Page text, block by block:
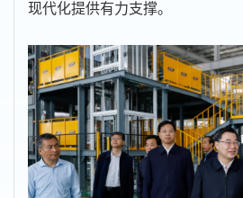
现代化提供有力支撑。